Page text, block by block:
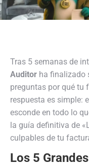
Tras 5 semanas de
Auditor ha finalizado
preguntas por qué tu
respuesta es simple:
esconde en todo lo
la guía definitiva de
culpables de tu
Los 5